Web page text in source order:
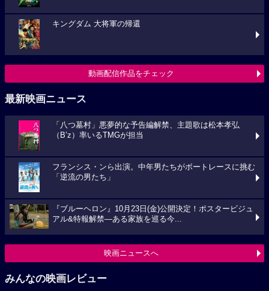
キングダム 大将軍の帰還
動画配信作品をチェック
最新映画ニュース
「八つ墓村」悪夢的な予告編解禁、主題歌は松本孝弘
（B’z）率いるTMGが担当
フランシス・ンら出演。中年男たちがボートレースに挑む
「逆流の男たち」
『ブルーヘロン』10月23日(金)公開決定！ポスタービジュ
アル&特報解禁―ある家族を巡る今...
映画ニュースへ
みんなの映画レビュー